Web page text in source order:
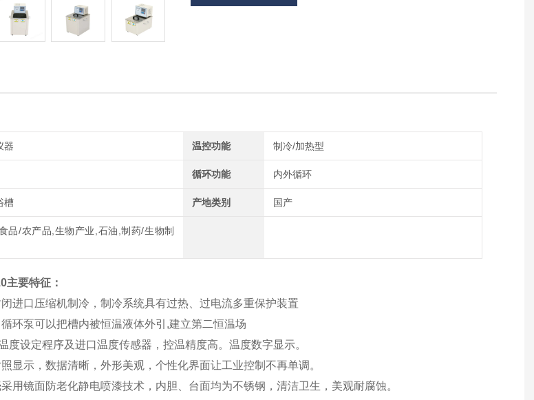
器 温控功能 制冷/加热型
循环功能 内外循环
槽 产地类别 国产
品/农产品,生物产业,石油,制药/生物制
主要特征：
进口压缩机制冷，制冷系统具有过热、过电流多重保护装置
环泵可以把槽内被恒温液体外引,建立第二恒温场
度设定程序及进口温度传感器，控温精度高。温度数字显示。
显示，数据清晰，外形美观，个性化界面让工业控制不再单调。
用镜面防老化静电喷漆技术，内胆、台面均为不锈钢，清洁卫生，美观耐腐蚀。